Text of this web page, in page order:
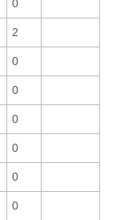
0
2
0
0
0
0
0
0